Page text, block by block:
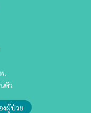
.
ตัว
งผู้ป่วย